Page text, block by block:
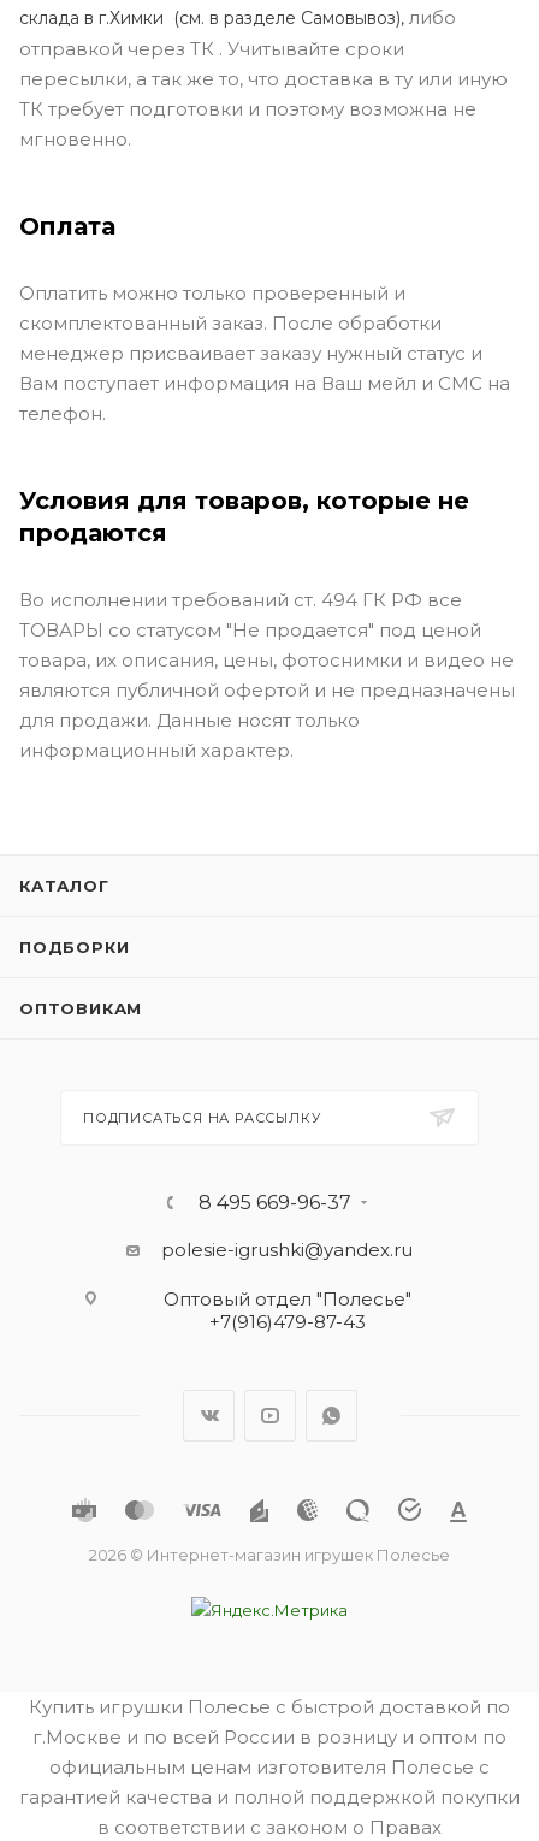
склада в г.Химки (см. в разделе Самовывоз), либо
отправкой через ТК . Учитывайте сроки
пересылки, а так же то, что доставка в ту или иную
ТК требует подготовки и поэтому возможна не
мгновенно.
Оплата
Оплатить можно только проверенный и
скомплектованный заказ. После обработки
менеджер присваивает заказу нужный статус и
Вам поступает информация на Ваш мейл и СМС на
телефон.
Условия для товаров, которые не
продаются
Во исполнении требований ст. 494 ГК РФ все
ТОВАРЫ со статусом "Не продается" под ценой
товара, их описания, цены, фотоснимки и видео не
являются публичной офертой и не предназначены
для продажи. Данные носят только
информационный характер.
КАТАЛОГ
ПОДБОРКИ
ОПТОВИКАМ
ПОДПИСАТЬСЯ НА РАССЫЛКУ
8 495 669-96-37
polesie-igrushki@yandex.ru
Оптовый отдел "Полесье"
+7(916)479-87-43
2026 © Интернет-магазин игрушек Полесье
Купить игрушки Полесье с быстрой доставкой по
г.Москве и по всей России в розницу и оптом по
официальным ценам изготовителя Полесье с
гарантией качества и полной поддержкой покупки
в соответствии с законом о Правах